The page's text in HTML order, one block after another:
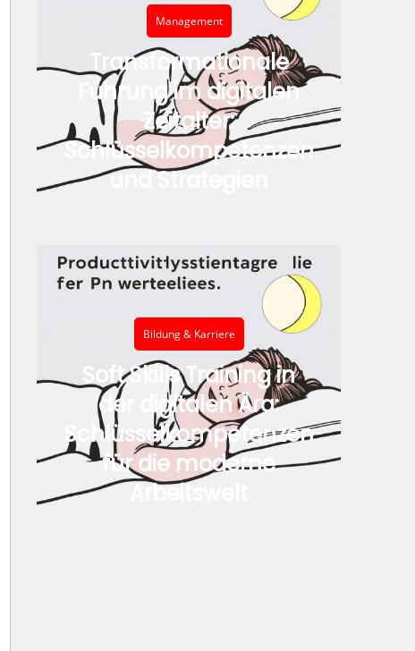
Management
Transformationale
Führung im digitalen
Zeitalter:
Schlüsselkompetenzen
und Strategien
Bildung & Karriere
Soft Skills Training in
der digitalen Ära:
Schlüsselkompetenzen
für die moderne
Arbeitswelt